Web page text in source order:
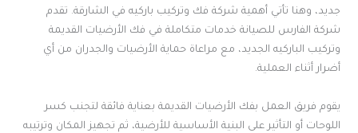
جديد، وهنا تأتي أهمية شركة فك وتركيب باركيه في الشارقة. تقدم
شركة الفارس للصيانة خدمات متكاملة في فك الأرضيات القديمة
وتركيب الباركيه الجديد، مع مراعاة حماية الأرضيات والجدران من أي
أضرار أثناء العملية.
يقوم فريق العمل بفك الأرضيات القديمة بعناية فائقة لتجنب كسر
اللوحات أو التأثير على البنية الأساسية للأرضية، ثم تجهيز المكان وترتيبه